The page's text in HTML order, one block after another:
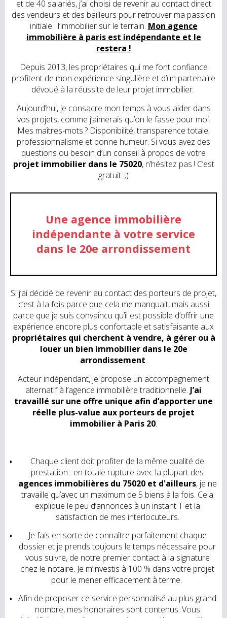
et de 40 salariés, j’ai choisi de revenir au contact direct
des vendeurs et des bailleurs pour retrouver ma passion
initiale : l’immobilier sur le terrain. Mon agence
immobilière à paris est indépendante et le
restera !
Depuis 2013, les propriétaires qui me font confiance
profitent de mon expérience singulière et d’un partenaire
dévoué à la réussite de leur projet immobilier.
Aujourd’hui, je consacre mon temps à vous aider dans
vos projets, comme j’aimerais qu’on le fasse pour moi.
Mes maîtres-mots ? Disponibilité, transparence totale,
professionnalisme et bonne humeur. Si vous avez des
questions ou besoin d’un conseil à propos de votre
projet immobilier dans le 75020, n’hésitez pas ! C’est
gratuit. ;)
Une agence immobilière
indépendante à votre service
dans le 20e arrondissement
Si j’ai décidé de revenir au contact des porteurs de projet,
c’est à la fois parce que cela me manquait, mais aussi
parce que je suis convaincu qu’il est possible d’offrir une
expérience encore plus confortable et satisfaisante aux
propriétaires qui cherchent à vendre, à gérer ou à
louer un bien immobilier dans le 20e
arrondissement.
Acteur indépendant, je propose un accompagnement
alternatif à l’agence immobilière traditionnelle. J’ai
travaillé sur une offre unique afin d’apporter une
réelle plus-value aux porteurs de projet
immobilier à Paris 20.
Chaque client doit profiter de la même qualité de
prestation : en totale rupture avec la plupart des
agences immobilières du 75020 et d'ailleurs, je ne
travaille qu’avec un maximum de 5 biens à la fois. Cela
explique le peu d’annonces à un instant T et la
satisfaction de mes interlocuteurs.
Je fais en sorte de connaître parfaitement chaque
dossier et je prends toujours le temps nécessaire pour
vous suivre, de notre premier contact à la signature
chez le notaire. Je m’investis à 100 % dans votre projet
pour le mener efficacement à terme.
Afin de proposer ce service personnalisé au plus grand
nombre, mes honoraires sont contenus. Vous